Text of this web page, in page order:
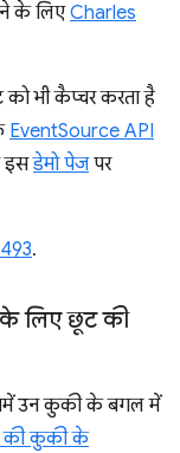
के लिएCharles
भी कैप्चर करता है
EventSource API
इसडेमो पेजपर
.
लिए छूट की
उन कुकी के बगल में
की कुकी के